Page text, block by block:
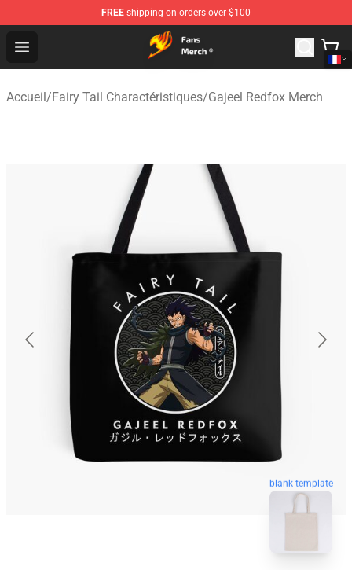
FREE shipping on orders over $100
Open menu
Fairy Tail Store - Official Fairy Tail Merchandise Shop
Accueil/Fairy Tail Charactéristiques/Gajeel Redfox Merch
blank template